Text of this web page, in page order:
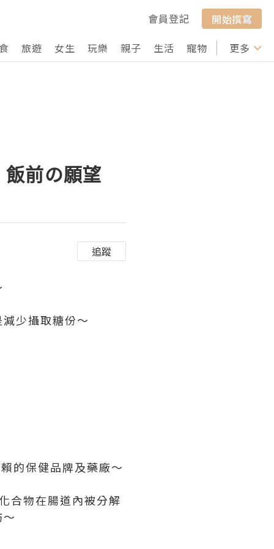
會員登記
開始撰寫
旅遊 女生 玩樂 親子 生活 寵物 行山 打卡
更多
飯前の願望
追蹤
少攝取糖份～
的保健品牌及藥廠～
合物在腸道內被分解